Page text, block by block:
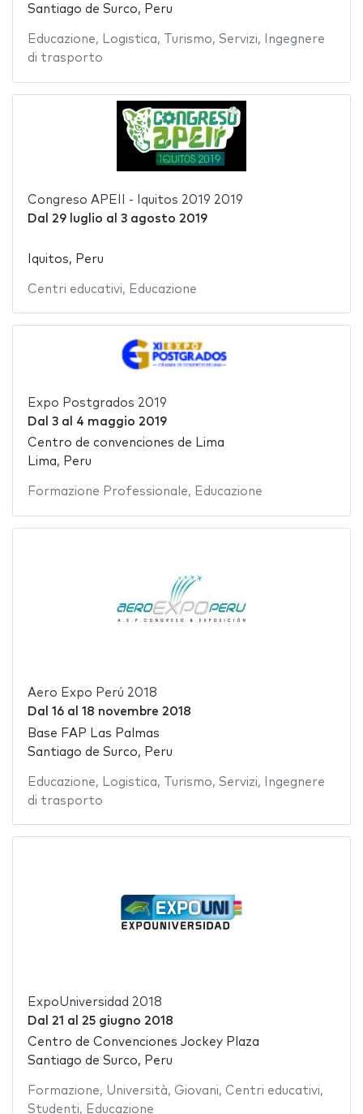
Santiago de Surco, Peru
Educazione, Logistica, Turismo, Servizi,
Ingegnere
di trasporto
Congreso APEII - Iquitos 2019 2019
Dal 29 luglio al 3 agosto 2019
Iquitos, Peru
Centri educativi, Educazione
Expo Postgrados 2019
Dal 3al 4 maggio 2019
Centro de convenciones de Lima
Lima, Peru
Formazione Professionale, Educazione
Aero Expo Perú 2018
Dal 16al 18 novembre 2018
Base FAP Las Palmas
Santiago de Surco, Peru
Educazione, Logistica, Turismo, Servizi,
Ingegnere
di trasporto
ExpoUniversidad 2018
Dal 21 al 25 giugno 2018
Centro de Convenciones Jockey Plaza
Santiago de Surco, Peru
Formazione, Università, Giovani, Centri educativi,
Studenti, Educazione